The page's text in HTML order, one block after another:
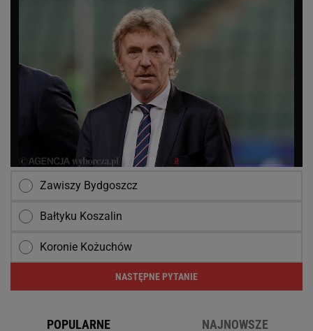
Zawiszy Bydgoszcz
Bałtyku Koszalin
Koronie Kożuchów
NASTĘPNE PYTANIE
POPULARNE NAJNOWSZE